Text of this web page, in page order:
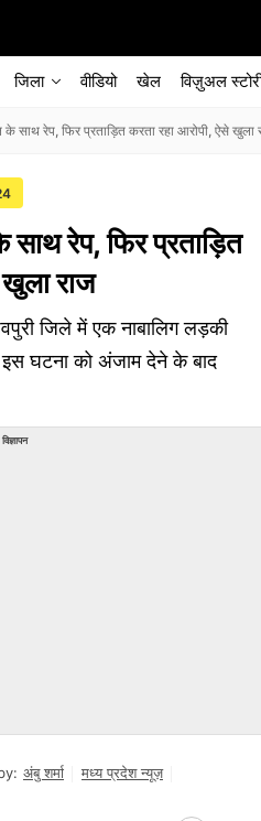
जिला वीडियो खेल विज़ुअल
साथ रेप, फिर प्रताड़ित करता रहा आरोपी, ऐसे खुला
रेप, फिर प्रताड़ित
खुला राज
जिले में एक नाबालिग लड़की
घटना को अंजाम देने के बाद
विज्ञापन
अंबु शर्मा
मध्य प्रदेश न्यूज़